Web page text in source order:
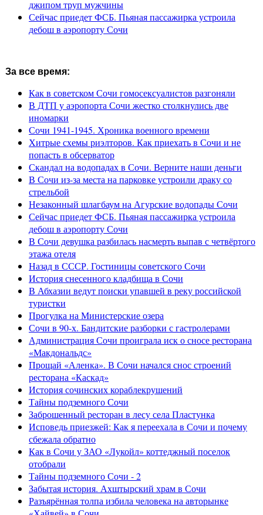
джипом труп мужчины
Сейчас приедет ФСБ. Пьяная пассажирка устроила
дебош в аэропорту Сочи
За все время:
Как в советском Сочи гомосексуалистов разгоняли
В ДТП у аэропорта Сочи жестко столкнулись две
иномарки
Сочи 1941-1945. Хроника военного времени
Хитрые схемы риэлторов. Как приехать в Сочи и не
попасть в обсерватор
Скандал на водопадах в Сочи. Верните наши деньги
В Сочи из-за места на парковке устроили драку со
стрельбой
Незаконный шлагбаум на Агурские водопады Сочи
Сейчас приедет ФСБ. Пьяная пассажирка устроила
дебош в аэропорту Сочи
В Сочи девушка разбилась насмерть выпав с четвёртого
этажа отеля
Назад в СССР. Гостиницы советского Сочи
История снесенного кладбища в Сочи
В Абхазии ведут поиски упавшей в реку российской
туристки
Прогулка на Министерские озера
Сочи в 90-х. Бандитские разборки с гастролерами
Администрация Сочи проиграла иск о сносе ресторана
«Макдональдс»
Прощай «Аленка». В Сочи начался снос строений
ресторана «Каскад»
История сочинских кораблекрушений
Тайны подземного Сочи
Заброшенный ресторан в лесу села Пластунка
Исповедь приезжей: Как я переехала в Сочи и почему
сбежала обратно
Как в Сочи у ЗАО «Лукойл» коттеджный поселок
отобрали
Тайны подземного Сочи - 2
Забытая история. Ахштырский храм в Сочи
Разъярённая толпа избила человека на авторынке